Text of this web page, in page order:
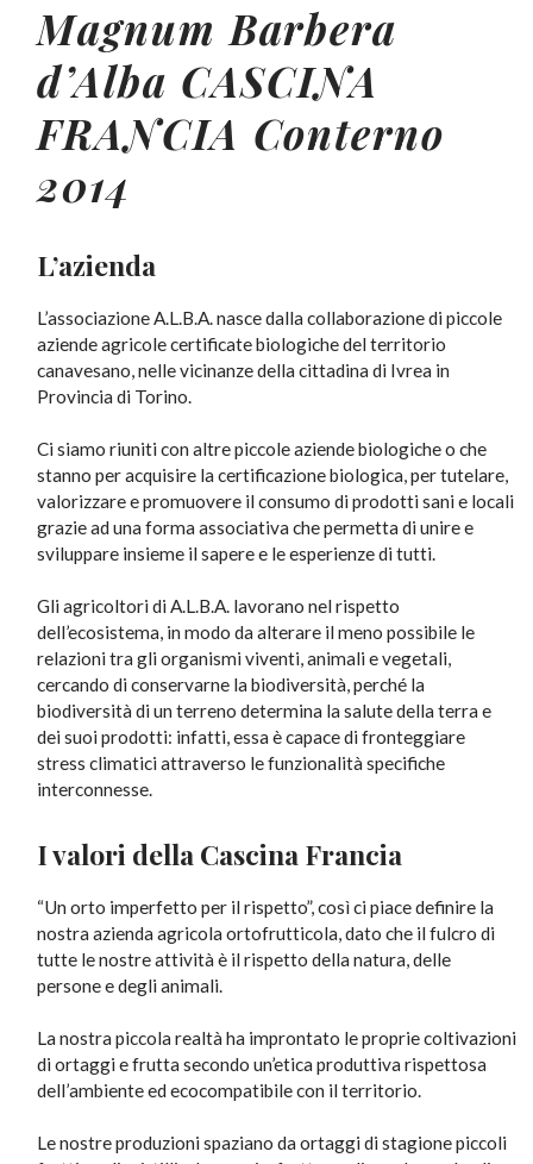
Magnum Barbera
d’Alba CASCINA
FRANCIA Conterno
2014
L’azienda
L’associazione A.L.B.A. nasce dalla collaborazione di piccole
aziende agricole certificate biologiche del territorio
canavesano, nelle vicinanze della cittadina di Ivrea in
Provincia di Torino.
Ci siamo riuniti con altre piccole aziende biologiche o che
stanno per acquisire la certificazione biologica, per tutelare,
valorizzare e promuovere il consumo di prodotti sani e locali
grazie ad una forma associativa che permetta di unire e
sviluppare insieme il sapere e le esperienze di tutti.
Gli agricoltori di A.L.B.A. lavorano nel rispetto
dell’ecosistema, in modo da alterare il meno possibile le
relazioni tra gli organismi viventi, animali e vegetali,
cercando di conservarne la biodiversità, perché la
biodiversità di un terreno determina la salute della terra e
dei suoi prodotti: infatti, essa è capace di fronteggiare
stress climatici attraverso le funzionalità specifiche
interconnesse.
I valori della Cascina Francia
“Un orto imperfetto per il rispetto”, così ci piace definire la
nostra azienda agricola ortofrutticola, dato che il fulcro di
tutte le nostre attività è il rispetto della natura, delle
persone e degli animali.
La nostra piccola realtà ha improntato le proprie coltivazioni
di ortaggi e frutta secondo un’etica produttiva rispettosa
dell’ambiente ed ecocompatibile con il territorio.
Le nostre produzioni spaziano da ortaggi di stagione piccoli